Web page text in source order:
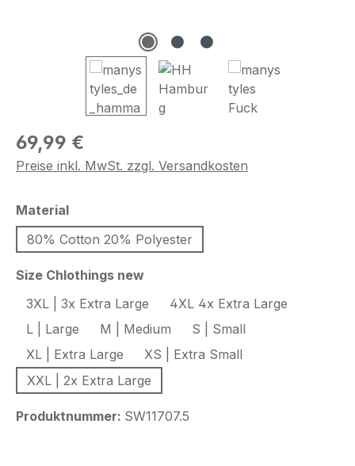
Regulärer Preis:
69,99 €
Preise inkl. MwSt. zzgl. Versandkosten
Materialauswählen
80% Cotton 20% Polyester
Size Chlothings newauswählen
3XL | 3x Extra Large
4XL 4x Extra Large
L | Large
M | Medium
S | Small
XL | Extra Large
XS | Extra Small
XXL | 2x Extra Large
Produktnummer: SW11707.5